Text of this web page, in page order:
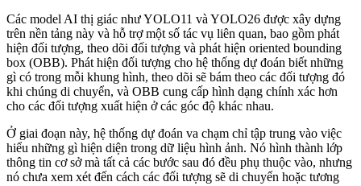
Các model AI thị giác như YOLO11 và YOLO26 được xây dựng
trên nền tảng này và hỗ trợ một số tác vụ liên quan, bao gồm phát
hiện đối tượng, theo dõi đối tượng và phát hiện oriented bounding
box (OBB). Phát hiện đối tượng cho hệ thống dự đoán biết những
gì có trong mỗi khung hình, theo dõi sẽ bám theo các đối tượng đó
khi chúng di chuyển, và OBB cung cấp hình dạng chính xác hơn
cho các đối tượng xuất hiện ở các góc độ khác nhau.
Ở giai đoạn này, hệ thống dự đoán va chạm chỉ tập trung vào việc
hiểu những gì hiện diện trong dữ liệu hình ảnh. Nó hình thành lớp
thông tin cơ sở mà tất cả các bước sau đó đều phụ thuộc vào, nhưng
nó chưa xem xét đến cách các đối tượng sẽ di chuyển hoặc tương